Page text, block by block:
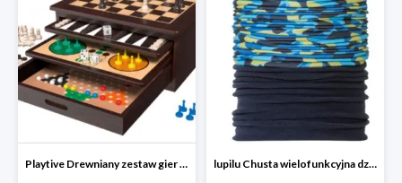
Playtive Drewniany zestaw gier 10 w 1 lupilu Chusta wielofunkcyjna dziecięca